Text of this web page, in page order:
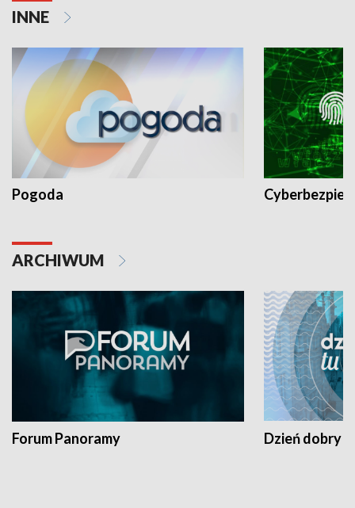
INNE
Pogoda
ARCHIWUM
Forum Panoramy Dzień dobry